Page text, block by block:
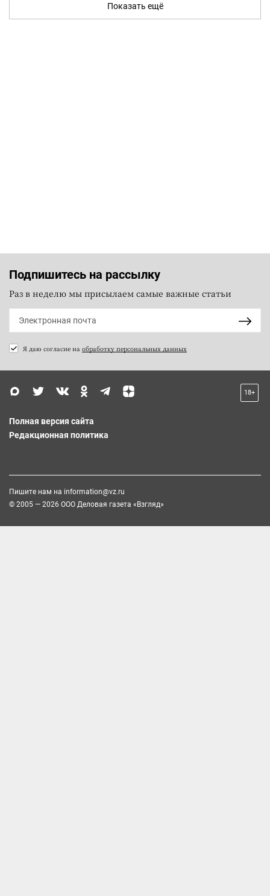
Показать ещё
Подпишитесь на рассылку
Раз в неделю мы присылаем самые важные статьи
Я даю согласие на обработку персональных данных
18+
Полная версия сайта
Редакционная политика
Пишите нам на information@vz.ru
© 2005 — 2026 ООО Деловая газета «Взгляд»